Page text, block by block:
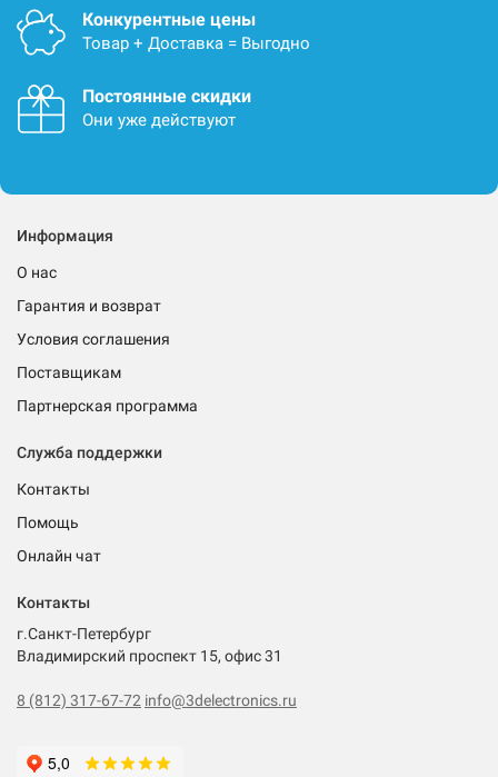
Конкурентные цены
Товар + Доставка = Выгодно
Постоянные скидки
Они уже действуют
Информация
О нас
Гарантия и возврат
Условия соглашения
Поставщикам
Партнерская программа
Служба поддержки
Контакты
Помощь
Онлайн чат
Контакты
г.Санкт-Петербург
Владимирский проспект 15, офис 31
8 (812) 317-67-72 info@3delectronics.ru